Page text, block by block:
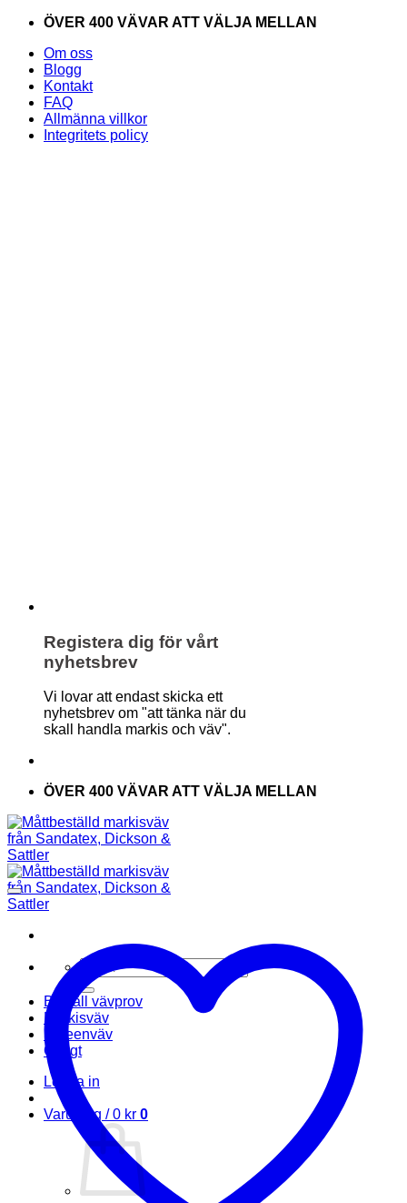
Skip
content
ÖVER 400 VÄVAR ATT VÄLJA MELLAN
Om oss
Blogg
Kontakt
FAQ
Allmänna villkor
Integritets policy
Registera dig för vårt
nyhetsbrev
Vi lovar att endast skicka ett
nyhetsbrev om "att tänka när du
skall handla markis och väv".
ÖVER 400 VÄVAR ATT VÄLJA MELLAN
Sök
efter:
Beställ vävprov
Markisväv
Screenväv
Övrigt
Logga in
Varukorg /0 kr 0